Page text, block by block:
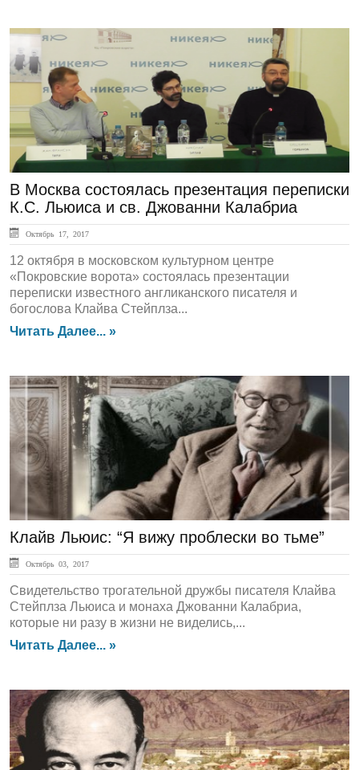
ЛЕНТА НОВОСТЕЙ
В Москва состоялась презентация переписки
К.С. Льюиса и св. Джованни Калабриа
Октябрь 17, 2017
12 октября в московском культурном центре
«Покровские ворота» состоялась презентации
переписки известного англиканского писателя и
богослова Клайва Стейплза...
Читать Далее... »
Культура
Клайв Льюис: “Я вижу проблески во тьме”
Октябрь 03, 2017
Свидетельство трогательной дружбы писателя Клайва
Стейплза Льюиса и монаха Джованни Калабриа,
которые ни разу в жизни не виделись,...
Читать Далее... »
Обзор СМИ